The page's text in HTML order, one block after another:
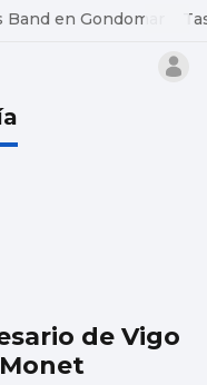
en Gondomar
de Vigo